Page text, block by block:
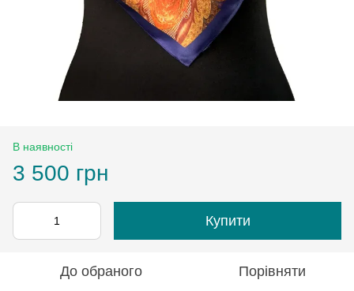
В наявності
3 500 грн
Купити
До обраного Порівняти